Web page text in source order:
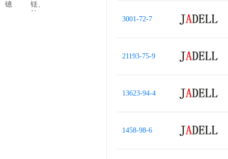
镱
铥、
钆、
3001-72-7
21193-75-9
13623-94-4
1458-98-6